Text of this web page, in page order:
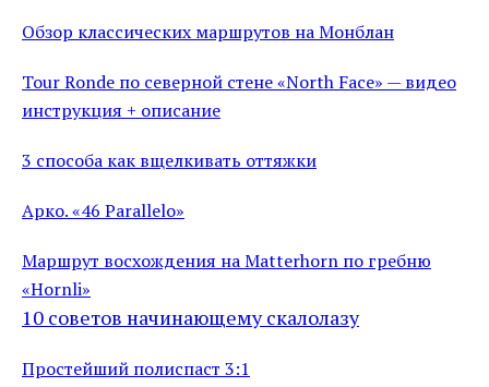
Обзор классических маршрутов на Монблан
Tour Ronde по северной стене «North Face» — видео
инструкция + описание
3 способа как вщелкивать оттяжки
Арко. «46 Parallelo»
Маршрут восхождения на Matterhorn по гребню
«Hornli»
10 советов начинающему скалолазу
Простейший полиспаст 3:1